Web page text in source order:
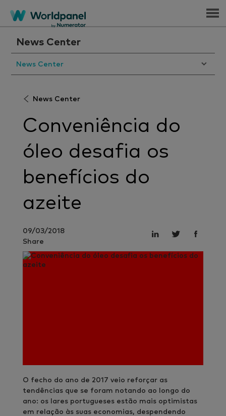
Menu
News Center
News Center
News Center
Conveniência do
óleo desafia os
benefícios do
azeite
09/03/2018
Share
O fecho do ano de 2017 veio reforçar as
tendências que se foram notando ao longo do
ano: os lares portugueses estão mais optimistas
em relação às suas economias, despendendo